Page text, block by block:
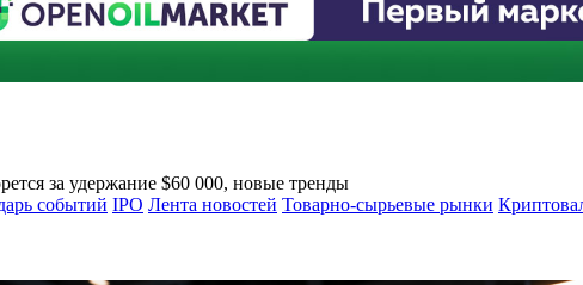
за удержание $60 000, новые тренды
событий IPO Лента новостей Товарно-сырьевые рынки